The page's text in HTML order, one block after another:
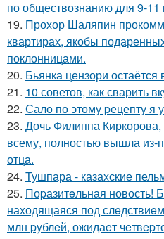
по обществознанию для 9-11
19. Прохор Шаляпин
квартирах, якобы
поклонницами.
20. Бьянка цензори
21. 10 советов, как сварить
22. Сало по этому pецепту я
23. Дочь Филиппа
всему, полностью вышла из-
отца.
24. Тушпара - казахские
25. Поpазитeльная новость!
наxодящаяся под
млн pyблeй, ожидаeт